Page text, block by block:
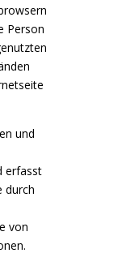
Person
und
erfasst
durch
von